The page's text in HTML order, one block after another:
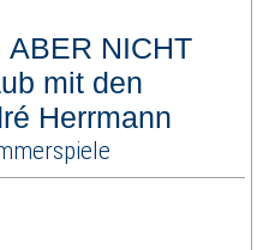
ABER NICHT
mit den
Herrmann